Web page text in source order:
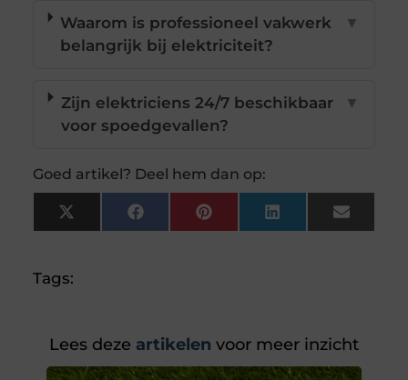
Waarom is professioneel vakwerk
belangrijk bij elektriciteit?
▼
Zijn elektriciens 24/7 beschikbaar
voor spoedgevallen?
▼
Goed artikel? Deel hem dan op:
X
(Twitter)
FacebookPinterestLinkedInEmail
Tags:
Lees deze artikelen voor meer inzicht